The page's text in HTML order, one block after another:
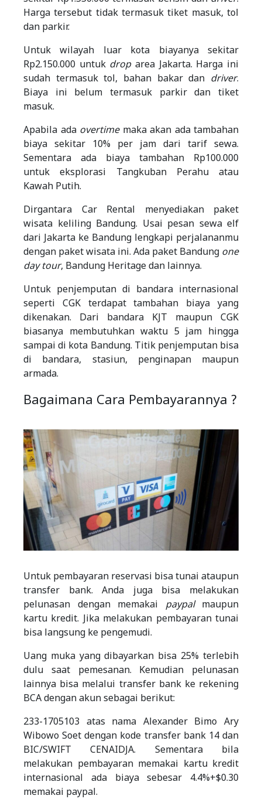
Harga tersebut tidak termasuk tiket masuk, tol
dan parkir.
Untuk wilayah luar kota biayanya sekitar
Rp2.150.000 untuk droparea Jakarta. Harga ini
sudah termasuk tol, bahan bakar dan driver.
Biaya ini belum termasuk parkir dan tiket
masuk.
Apabila ada overtime maka akan ada tambahan
biaya sekitar 10% per jam dari tarif sewa.
Sementara ada biaya tambahan Rp100.000
untuk eksplorasi Tangkuban Perahu atau
Kawah Putih.
Dirgantara Car Rental menyediakan paket
wisata keliling Bandung. Usai pesan sewa elf
dari Jakarta ke Bandung lengkapi perjalananmu
dengan paket wisata ini. Ada paket Bandung one
day tour, Bandung Heritage dan lainnya.
Untuk penjemputan di bandara internasional
seperti CGK terdapat tambahan biaya yang
dikenakan. Dari bandara KJT maupun CGK
biasanya membutuhkan waktu 5 jam hingga
sampai di kota Bandung. Titik penjemputan bisa
di bandara, stasiun, penginapan maupun
armada.
Bagaimana Cara Pembayarannya ?
Untuk pembayaran reservasi bisa tunai ataupun
transfer bank. Anda juga bisa melakukan
pelunasan dengan memakai paypal maupun
kartu kredit. Jika melakukan pembayaran tunai
bisa langsung ke pengemudi.
Uang muka yang dibayarkan bisa 25% terlebih
dulu saat pemesanan. Kemudian pelunasan
lainnya bisa melalui transfer bank ke rekening
BCA dengan akun sebagai berikut:
233-1705103 atas nama Alexander Bimo Ary
Wibowo Soet dengan kode transfer bank 14 dan
BIC/SWIFT CENAIDJA. Sementara bila
melakukan pembayaran memakai kartu kredit
internasional ada biaya sebesar 4.4%+$0.30
memakai paypal.